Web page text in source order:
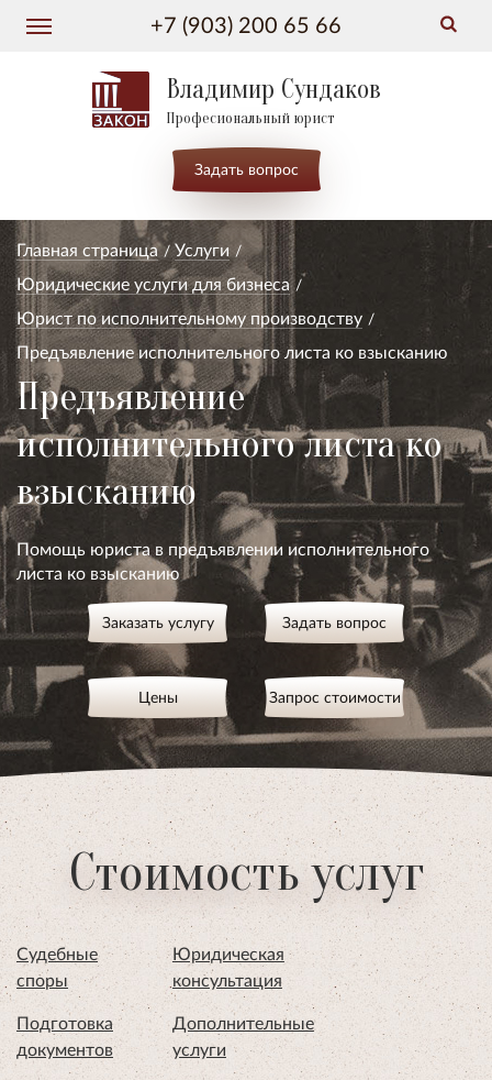
+7 (903) 200 65 66
Владимир Сундаков
Професиональный юрист
Задать вопрос
Главная страница
Услуги
Юридические услуги для бизнеса
Юрист по исполнительному производству
Предъявление исполнительного листа ко взысканию
Предъявление
исполнительного листа ко
взысканию
Помощь юриста в предъявлении исполнительного
листа ко взысканию
Заказать услугу Задать вопрос
Цены Запрос стоимости
Стоимость услуг
Судебные
споры
Юридическая
консультация
Подготовка
документов
Дополнительные
услуги